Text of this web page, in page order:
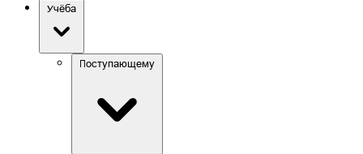
Учёба
Поступающему